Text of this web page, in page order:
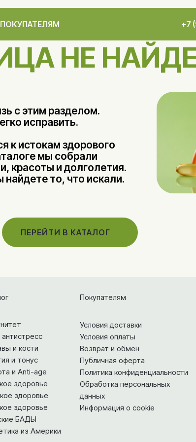
ПОКУПАТЕЛЯМ +7
с этим разделом.
исправить.
к истокам здорового
мы собрали
красоты и долголетия.
то, что искали.
НЕ
ПЕРЕЙТИ В КАТАЛОГ
и кости
и тонус
и Anti-age
здоровье
здоровье
здоровье
БАДЫ
из Америки
Условия доставки
Условия оплаты
Возврат и обмен
Публичная оферта
Политика конфиденциальности
Обработка персональных
данных
Информация о cookie
Покупателям